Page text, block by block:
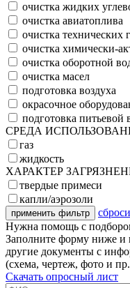
очистка жидких
очистка авиатоплива
очистка технических
очистка химически-
очистка оборотной
очистка масел
подготовка воздуха
окрасочное
подготовка питьевой
СРЕДА
газ
жидкость
ХАРАКТЕР
твердые примеси
капли/аэрозоли
Нужна помощь с
Заполните форму ниже
другие документы с
(схема, чертеж, фото и
Скачать опросный лист